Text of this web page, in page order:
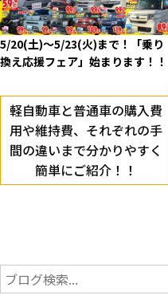
5/20(土)～5/23(火)まで！「乗り
換え応援フェア」始まります！！
軽自動車と普通車の購入費
用や維持費、それぞれの手
間の違いまで分かりやすく
簡単にご紹介！！